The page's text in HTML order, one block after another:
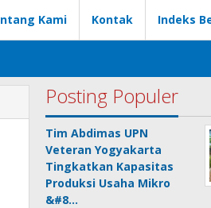
Kami Kontak Indeks
Posting Populer
Tim Abdimas UPN
Veteran Yogyakarta
Tingkatkan Kapasitas
Produksi Usaha Mikro
&#8…